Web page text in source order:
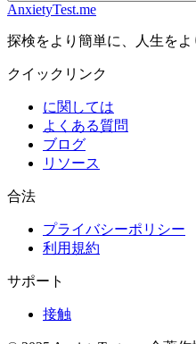
AnxietyTest.me
探検をより簡単に、人生をよ
クイックリンク
に関しては
よくある質問
ブログ
リソース
合法
プライバシーポリシー
利用規約
サポート
接触